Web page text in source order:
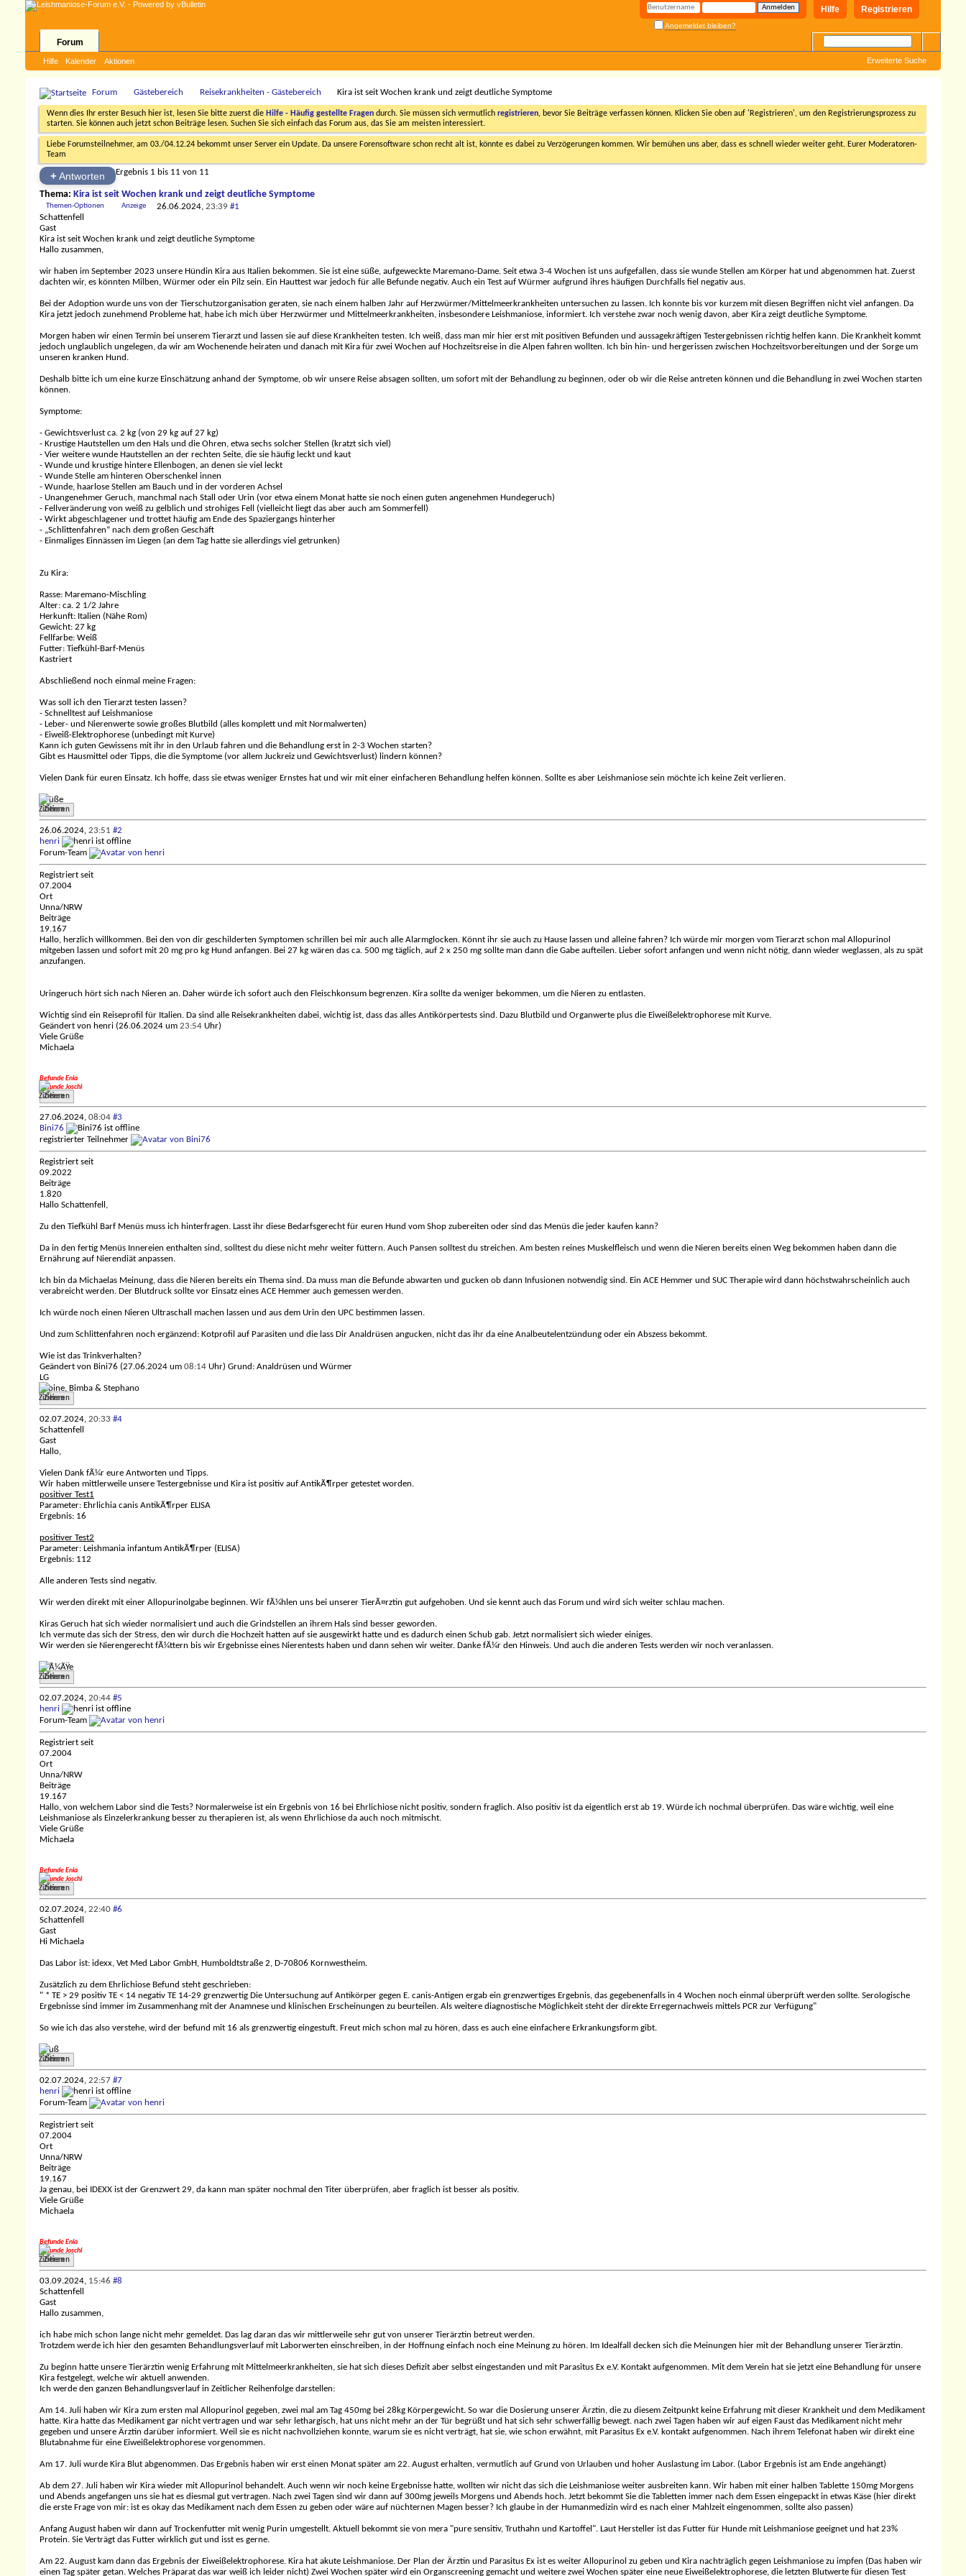
Registrieren
Hilfe
Angemeldet bleiben?
Forum
Hilfe Kalender Aktionen Erweiterte Suche
Forum Gästebereich Reisekrankheiten - Gästebereich Kira ist seit Wochen krank und zeigt deutliche Symptome
Wenn dies Ihr erster Besuch hier ist, lesen Sie bitte zuerst die Hilfe - Häufig gestellte Fragen durch. Sie müssen sich vermutlich registrieren, bevor Sie Beiträge verfassen können. Klicken Sie oben auf 'Registrieren', um den Registrierungsprozess zu
starten. Sie können auch jetzt schon Beiträge lesen. Suchen Sie sich einfach das Forum aus, das Sie am meisten interessiert.
Liebe Forumsteilnehmer, am 03./04.12.24 bekommt unser Server ein Update. Da unsere Forensoftware schon recht alt ist, könnte es dabei zu Verzögerungen kommen. Wir bemühen uns aber, dass es schnell wieder weiter geht. Eurer Moderatoren-
Team
+Antworten Ergebnis 1 bis 11 von 11
Thema: Kira ist seit Wochen krank und zeigt deutliche Symptome
Themen-Optionen Anzeige 26.06.2024, 23:39 #1
Schattenfell
Gast
Kira ist seit Wochen krank und zeigt deutliche Symptome
Hallo zusammen,
wir haben im September 2023 unsere Hündin Kira aus Italien bekommen. Sie ist eine süße, aufgeweckte Maremano-Dame. Seit etwa 3-4 Wochen ist uns aufgefallen, dass sie wunde Stellen am Körper hat und abgenommen hat. Zuerst
dachten wir, es könnten Milben, Würmer oder ein Pilz sein. Ein Hauttest war jedoch für alle Befunde negativ. Auch ein Test auf Würmer aufgrund ihres häufigen Durchfalls fiel negativ aus.
Bei der Adoption wurde uns von der Tierschutzorganisation geraten, sie nach einem halben Jahr auf Herzwürmer/Mittelmeerkrankheiten untersuchen zu lassen. Ich konnte bis vor kurzem mit diesen Begriffen nicht viel anfangen. Da
Kira jetzt jedoch zunehmend Probleme hat, habe ich mich über Herzwürmer und Mittelmeerkrankheiten, insbesondere Leishmaniose, informiert. Ich verstehe zwar noch wenig davon, aber Kira zeigt deutliche Symptome.
Morgen haben wir einen Termin bei unserem Tierarzt und lassen sie auf diese Krankheiten testen. Ich weiß, dass man mir hier erst mit positiven Befunden und aussagekräftigen Testergebnissen richtig helfen kann. Die Krankheit kommt
jedoch unglaublich ungelegen, da wir am Wochenende heiraten und danach mit Kira für zwei Wochen auf Hochzeitsreise in die Alpen fahren wollten. Ich bin hin- und hergerissen zwischen Hochzeitsvorbereitungen und der Sorge um
unseren kranken Hund.
Deshalb bitte ich um eine kurze Einschätzung anhand der Symptome, ob wir unsere Reise absagen sollten, um sofort mit der Behandlung zu beginnen, oder ob wir die Reise antreten können und die Behandlung in zwei Wochen starten
können.
Symptome:
- Gewichtsverlust ca. 2 kg (von 29 kg auf 27 kg)
- Krustige Hautstellen um den Hals und die Ohren, etwa sechs solcher Stellen (kratzt sich viel)
- Vier weitere wunde Hautstellen an der rechten Seite, die sie häufig leckt und kaut
- Wunde und krustige hintere Ellenbogen, an denen sie viel leckt
- Wunde Stelle am hinteren Oberschenkel innen
- Wunde, haarlose Stellen am Bauch und in der vorderen Achsel
- Unangenehmer Geruch, manchmal nach Stall oder Urin (vor etwa einem Monat hatte sie noch einen guten angenehmen Hundegeruch)
- Fellveränderung von weiß zu gelblich und strohiges Fell (vielleicht liegt das aber auch am Sommerfell)
- Wirkt abgeschlagener und trottet häufig am Ende des Spaziergangs hinterher
- „Schlittenfahren“ nach dem großen Geschäft
- Einmaliges Einnässen im Liegen (an dem Tag hatte sie allerdings viel getrunken)
Zu Kira:
Rasse: Maremano-Mischling
Alter: ca. 2 1/2 Jahre
Herkunft: Italien (Nähe Rom)
Gewicht: 27 kg
Fellfarbe: Weiß
Futter: Tiefkühl-Barf-Menüs
Kastriert
Abschließend noch einmal meine Fragen:
Was soll ich den Tierarzt testen lassen?
- Schnelltest auf Leishmaniose
- Leber- und Nierenwerte sowie großes Blutbild (alles komplett und mit Normalwerten)
- Eiweiß-Elektrophorese (unbedingt mit Kurve)
Kann ich guten Gewissens mit ihr in den Urlaub fahren und die Behandlung erst in 2-3 Wochen starten?
Gibt es Hausmittel oder Tipps, die die Symptome (vor allem Juckreiz und Gewichtsverlust) lindern können?
Vielen Dank für euren Einsatz. Ich hoffe, dass sie etwas weniger Ernstes hat und wir mit einer einfacheren Behandlung helfen können. Sollte es aber Leishmaniose sein möchte ich keine Zeit verlieren.
Grüße
Zitieren
26.06.2024, 23:51 #2
henri
Forum-Team
Registriert seit
07.2004
Ort
Unna/NRW
Beiträge
19.167
Hallo, herzlich willkommen. Bei den von dir geschilderten Symptomen schrillen bei mir auch alle Alarmglocken. Könnt ihr sie auch zu Hause lassen und alleine fahren? Ich würde mir morgen vom Tierarzt schon mal Allopurinol
mitgeben lassen und sofort mit 20 mg pro kg Hund anfangen. Bei 27 kg wären das ca. 500 mg täglich, auf 2 x 250 mg sollte man dann die Gabe aufteilen. Lieber sofort anfangen und wenn nicht nötig, dann wieder weglassen, als zu spät
anzufangen.
Uringeruch hört sich nach Nieren an. Daher würde ich sofort auch den Fleischkonsum begrenzen. Kira sollte da weniger bekommen, um die Nieren zu entlasten.
Wichtig sind ein Reiseprofil für Italien. Da sind alle Reisekrankheiten dabei, wichtig ist, dass das alles Antikörpertests sind. Dazu Blutbild und Organwerte plus die Eiweißelektrophorese mit Kurve.
Geändert von henri (26.06.2024 um 23:54 Uhr)
Viele Grüße
Michaela
Befunde Enia
Befunde Joschi
Zitieren
27.06.2024, 08:04 #3
Bini76
registrierter Teilnehmer
Registriert seit
09.2022
Beiträge
1.820
Hallo Schattenfell,
Zu den Tiefkühl Barf Menüs muss ich hinterfragen. Lasst ihr diese Bedarfsgerecht für euren Hund vom Shop zubereiten oder sind das Menüs die jeder kaufen kann?
Da in den fertig Menüs Innereien enthalten sind, solltest du diese nicht mehr weiter füttern. Auch Pansen solltest du streichen. Am besten reines Muskelfleisch und wenn die Nieren bereits einen Weg bekommen haben dann die
Ernährung auf Nierendiät anpassen.
Ich bin da Michaelas Meinung, dass die Nieren bereits ein Thema sind. Da muss man die Befunde abwarten und gucken ob dann Infusionen notwendig sind. Ein ACE Hemmer und SUC Therapie wird dann höchstwahrscheinlich auch
verabreicht werden. Der Blutdruck sollte vor Einsatz eines ACE Hemmer auch gemessen werden.
Ich würde noch einen Nieren Ultraschall machen lassen und aus dem Urin den UPC bestimmen lassen.
Und zum Schlittenfahren noch ergänzend: Kotprofil auf Parasiten und die lass Dir Analdrüsen angucken, nicht das ihr da eine Analbeutelentzündung oder ein Abszess bekommt.
Wie ist das Trinkverhalten?
Geändert von Bini76 (27.06.2024 um 08:14 Uhr) Grund: Analdrüsen und Würmer
LG
Sabine, Bimba & Stephano
Zitieren
02.07.2024, 20:33 #4
Schattenfell
Gast
Hallo,
Vielen Dank fÃ¼r eure Antworten und Tipps.
Wir haben mittlerweile unsere Testergebnisse und Kira ist positiv auf AntikÃ¶rper getestet worden.
positiver Test1
Parameter: Ehrlichia canis AntikÃ¶rper ELISA
Ergebnis: 16
positiver Test2
Parameter: Leishmania infantum AntikÃ¶rper (ELISA)
Ergebnis: 112
Alle anderen Tests sind negativ.
Wir werden direkt mit einer Allopurinolgabe beginnen. Wir fÃ¼hlen uns bei unserer TierÃ¤rztin gut aufgehoben. Und sie kennt auch das Forum und wird sich weiter schlau machen.
Kiras Geruch hat sich wieder normalisiert und auch die Grindstellen an ihrem Hals sind besser geworden.
Ich vermute das sich der Stress, den wir durch die Hochzeit hatten auf sie ausgewirkt hatte und es dadurch einen Schub gab. Jetzt normalisiert sich wieder einiges.
Wir werden sie Nierengerecht fÃ¼ttern bis wir Ergebnisse eines Nierentests haben und dann sehen wir weiter. Danke fÃ¼r den Hinweis. Und auch die anderen Tests werden wir noch veranlassen.
GrÃ¼ÃŸe
Zitieren
02.07.2024, 20:44 #5
henri
Forum-Team
Registriert seit
07.2004
Ort
Unna/NRW
Beiträge
19.167
Hallo, von welchem Labor sind die Tests? Normalerweise ist ein Ergebnis von 16 bei Ehrlichiose nicht positiv, sondern fraglich. Also positiv ist da eigentlich erst ab 19. Würde ich nochmal überprüfen. Das wäre wichtig, weil eine
Leishmaniose als Einzelerkrankung besser zu therapieren ist, als wenn Ehrlichiose da auch noch mitmischt.
Viele Grüße
Michaela
Befunde Enia
Befunde Joschi
Zitieren
02.07.2024, 22:40 #6
Schattenfell
Gast
Hi Michaela
Das Labor ist: idexx, Vet Med Labor GmbH, Humboldtstraße 2, D-70806 Kornwestheim.
Zusätzlich zu dem Ehrlichiose Befund steht geschrieben:
" * TE > 29 positiv TE < 14 negativ TE 14-29 grenzwertig Die Untersuchung auf Antikörper gegen E. canis-Antigen ergab ein grenzwertiges Ergebnis, das gegebenenfalls in 4 Wochen noch einmal überprüft werden sollte. Serologische
Ergebnisse sind immer im Zusammenhang mit der Anamnese und klinischen Erscheinungen zu beurteilen. Als weitere diagnostische Möglichkeit steht der direkte Erregernachweis mittels PCR zur Verfügung"
So wie ich das also verstehe, wird der befund mit 16 als grenzwertig eingestuft. Freut mich schon mal zu hören, dass es auch eine einfachere Erkrankungsform gibt.
Gruß
Zitieren
02.07.2024, 22:57 #7
henri
Forum-Team
Registriert seit
07.2004
Ort
Unna/NRW
Beiträge
19.167
Ja genau, bei IDEXX ist der Grenzwert 29, da kann man später nochmal den Titer überprüfen, aber fraglich ist besser als positiv.
Viele Grüße
Michaela
Befunde Enia
Befunde Joschi
Zitieren
03.09.2024, 15:46 #8
Schattenfell
Gast
Hallo zusammen,
ich habe mich schon lange nicht mehr gemeldet. Das lag daran das wir mittlerweile sehr gut von unserer Tierärztin betreut werden.
Trotzdem werde ich hier den gesamten Behandlungsverlauf mit Laborwerten einschreiben, in der Hoffnung einfach noch eine Meinung zu hören. Im Idealfall decken sich die Meinungen hier mit der Behandlung unserer Tierärztin.
Zu beginn hatte unsere Tierärztin wenig Erfahrung mit Mittelmeerkrankheiten, sie hat sich dieses Defizit aber selbst eingestanden und mit Parasitus Ex e.V. Kontakt aufgenommen. Mit dem Verein hat sie jetzt eine Behandlung für unsere
Kira festgelegt, welche wir aktuell anwenden.
Ich werde den ganzen Behandlungsverlauf in Zeitlicher Reihenfolge darstellen:
Am 14. Juli haben wir Kira zum ersten mal Allopurinol gegeben, zwei mal am Tag 450mg bei 28kg Körpergewicht. So war die Dosierung unserer Ärztin, die zu diesem Zeitpunkt keine Erfahrung mit dieser Krankheit und dem Medikament
hatte. Kira hatte das Medikament gar nicht vertragen und war sehr lethargisch, hat uns nicht mehr an der Tür begrüßt und hat sich sehr schwerfällig bewegt. nach zwei Tagen haben wir auf eigen Faust das Medikament nicht mehr
gegeben und unsere Ärztin darüber informiert. Weil sie es nicht nachvollziehen konnte, warum sie es nicht verträgt, hat sie, wie schon erwähnt, mit Parasitus Ex e.V. kontakt aufgenommen. Nach ihrem Telefonat haben wir direkt eine
Blutabnahme für eine Eiweißelektrophorese vorgenommen.
Am 17. Juli wurde Kira Blut abgenommen. Das Ergebnis haben wir erst einen Monat später am 22. August erhalten, vermutlich auf Grund von Urlauben und hoher Auslastung im Labor. (Labor Ergebnis ist am Ende angehängt)
Ab dem 27. Juli haben wir Kira wieder mit Allopurinol behandelt. Auch wenn wir noch keine Ergebnisse hatte, wollten wir nicht das sich die Leishmaniose weiter ausbreiten kann. Wir haben mit einer halben Tablette 150mg Morgens
und Abends angefangen uns sie hat es diesmal gut vertragen. Nach zwei Tagen sind wir dann auf 300mg jeweils Morgens und Abends hoch. Jetzt bekommt Sie die Tabletten immer nach dem Essen eingepackt in etwas Käse (hier direkt
die erste Frage von mir: ist es okay das Medikament nach dem Essen zu geben oder wäre auf nüchternen Magen besser? Ich glaube in der Humanmedizin wird es nach einer Mahlzeit eingenommen, sollte also passen)
Anfang August haben wir dann auf Trockenfutter mit wenig Purin umgestellt. Aktuell bekommt sie von mera "pure sensitiv, Truthahn und Kartoffel". Laut Hersteller ist das Futter für Hunde mit Leishmaniose geeignet und hat 23%
Protein. Sie Verträgt das Futter wirklich gut und isst es gerne.
Am 22. August kam dann das Ergebnis der Eiweißelektrophorese. Kira hat akute Leishmaniose. Der Plan der Ärztin und Parasitus Ex ist es weiter Allopurinol zu geben und Kira nachträglich gegen Leishmaniose zu impfen (Das haben wir
einen Tag später getan. Welches Präparat das war weiß ich leider nicht) Zwei Wochen später wird ein Organscreening gemacht und weitere zwei Wochen später eine neue Eiweißelektrophorese, die letzten Blutwerte für diesen Test